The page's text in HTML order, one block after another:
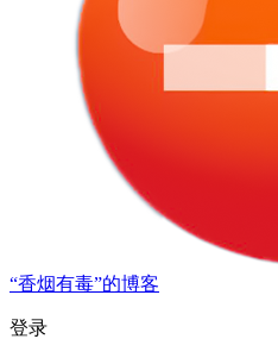
“香烟有毒”的博客
登录